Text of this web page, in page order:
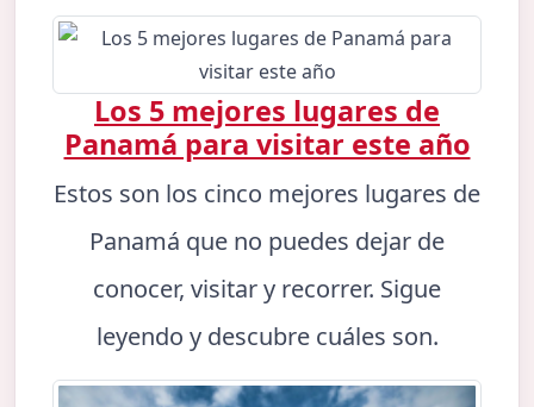
Los 5 mejores lugares de
Panamá para visitar este año
Estos son los cinco mejores lugares de
Panamá que no puedes dejar de
conocer, visitar y recorrer. Sigue
leyendo y descubre cuáles son.